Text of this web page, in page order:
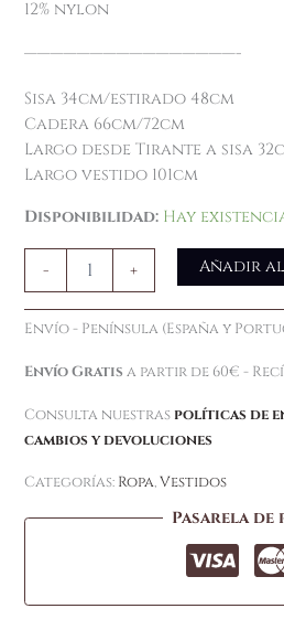
12% nylon
————————————————-
Sisa 34cm/estirado 48cm
Cadera 66cm/72cm
Largo desde Tirante a sisa
Largo vestido 101cm
Disponibilidad: Hay
- + Añadir
Envío - Península (España y
Envío Gratis a partir de 60€ -
Consulta nuestras políticas de
cambios y devoluciones
Categorías: Ropa,Vestidos
Pasarela de